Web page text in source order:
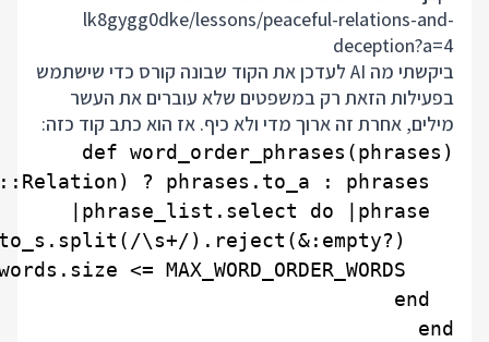
lk8gygg0dke/lessons/peaceful-relations-and-
deception?a=4
ביקשתי מה AI לעדכן את הקוד שבונה קורס כדי שישתמש
בפעילות הזאת רק במשפטים שלא עוברים את העשר
מילים, אחרת זה ארוך מדי ולא כיף. אז הוא כתב קוד כזה:
end